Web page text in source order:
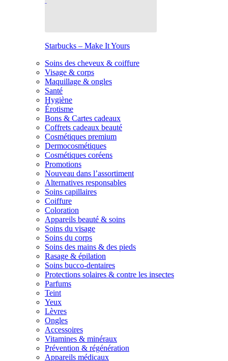
Starbucks – Make It Yours
Soins des cheveux & coiffure
Visage & corps
Maquillage & ongles
Santé
Hygiène
Érotisme
Bons & Cartes cadeaux
Coffrets cadeaux beauté
Cosmétiques premium
Dermocosmétiques
Cosmétiques coréens
Promotions
Nouveau dans l’assortiment
Alternatives responsables
Soins capillaires
Coiffure
Coloration
Appareils beauté & soins
Soins du visage
Soins du corps
Soins des mains & des pieds
Rasage & épilation
Soins bucco-dentaires
Protections solaires & contre les insectes
Parfums
Teint
Yeux
Lèvres
Ongles
Accessoires
Vitamines & minéraux
Prévention & régénération
Appareils médicaux